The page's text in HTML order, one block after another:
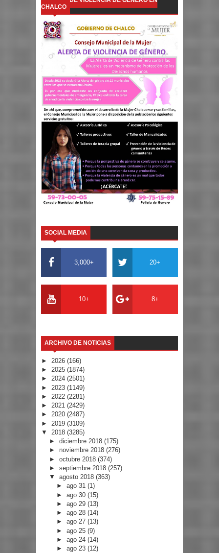
CHALCO
SOCIAL MEDIA
3,000+ 20+
10+ 8+
ARCHIVO DE NOTICIAS
► 2026 (166)
► 2025 (1874)
► 2024 (2501)
► 2023 (1149)
► 2022 (2281)
► 2021 (2429)
► 2020 (2487)
► 2019 (3109)
▼ 2018 (3285)
► diciembre 2018 (175)
► noviembre 2018 (276)
► octubre 2018 (374)
► septiembre 2018 (257)
▼ agosto 2018 (363)
►ago 31(1)
►ago 30(15)
►ago 29(13)
►ago 28(14)
►ago 27(13)
►ago 25(9)
►ago 24(14)
►ago 23(12)